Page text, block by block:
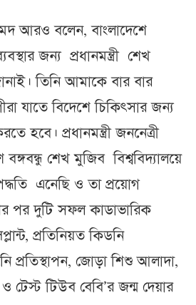
আরও বলেন, বাংলাদেশে
জন্য প্রধানমন্ত্রী শেখ
তিনি আমাকে বার বার
যাতে বিদেশে চিকিৎসার জন্য
হবে। প্রধানমন্ত্রী জননেত্রী
বঙ্গবন্ধু শেখ মুজিব বিশ্ববিদ্যালয়ে
এনেছি ও তা প্রয়োগ
পর দুটি সফল কাডাভারিক
প্রতিনিয়ত কিডনি
প্রতিস্থাপন, জোড়া শিশু আলাদা,
ও টেস্ট টিউব বেবি’র জন্ম দেয়ার